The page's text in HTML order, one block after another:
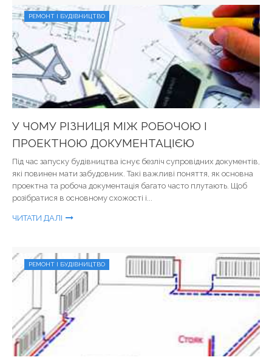
РЕМОНТ І БУДІВНИЦТВО
У ЧОМУ РІЗНИЦЯ МІЖ РОБОЧОЮ І
ПРОЕКТНОЮ ДОКУМЕНТАЦІЄЮ
Під час запуску будівництва існує безліч супровідних документів,
які повинен мати забудовник. Такі важливі поняття, як основна
проектна та робоча документація багато часто плутають. Щоб
розібратися в основному схожості і...
ЧИТАТИ ДАЛІ
РЕМОНТ І БУДІВНИЦТВО